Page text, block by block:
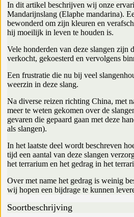
In dit artikel beschrijven wij onze
Mandarijnslang (Elaphe mandarina).
bewonderd om zijn kleuren en
hij moeilijk in leven te houden is.
Vele honderden van deze slangen zijn
verkocht, gekoesterd en vervolgens
Een frustratie die nu bij veel
weerzin in deze slang.
Na diverse reizen richting China, met
meer te weten gekomen over de
gevaren die gepaard gaan met deze
als slangen).
In het laatste deel wordt beschreven
tijd een aantal van deze slangen
het terrarium en het gedrag in het
Over met name het gedrag is weinig
wij hopen een bijdrage te kunnen
Soortbeschrijving